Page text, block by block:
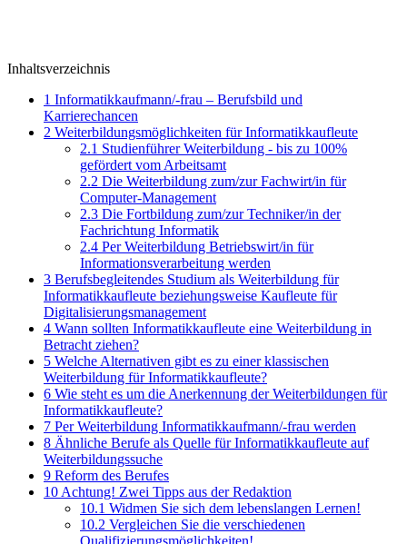
Inhaltsverzeichnis
1 Informatikkaufmann/-frau – Berufsbild und
Karrierechancen
2 Weiterbildungsmöglichkeiten für Informatikkaufleute
2.1 Studienführer Weiterbildung - bis zu 100%
gefördert vom Arbeitsamt
2.2 Die Weiterbildung zum/zur Fachwirt/in für
Computer-Management
2.3 Die Fortbildung zum/zur Techniker/in der
Fachrichtung Informatik
2.4 Per Weiterbildung Betriebswirt/in für
Informationsverarbeitung werden
3 Berufsbegleitendes Studium als Weiterbildung für
Informatikkaufleute beziehungsweise Kaufleute für
Digitalisierungsmanagement
4 Wann sollten Informatikkaufleute eine Weiterbildung in
Betracht ziehen?
5 Welche Alternativen gibt es zu einer klassischen
Weiterbildung für Informatikkaufleute?
6 Wie steht es um die Anerkennung der Weiterbildungen für
Informatikkaufleute?
7 Per Weiterbildung Informatikkaufmann/-frau werden
8 Ähnliche Berufe als Quelle für Informatikkaufleute auf
Weiterbildungssuche
9 Reform des Berufes
10 Achtung! Zwei Tipps aus der Redaktion
10.1 Widmen Sie sich dem lebenslangen Lernen!
10.2 Vergleichen Sie die verschiedenen
Qualifizierungsmöglichkeiten!